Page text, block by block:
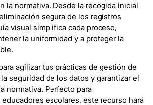
la normativa. Desde la recogida inicial
segura de los registros
visual simplifica cada proceso,
la uniformidad y a proteger la
agilizar tus prácticas de gestión de
seguridad de los datos y garantizar el
normativa. Perfecto para
escolares, este recurso hará